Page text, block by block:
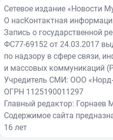
Сетевое издание «Новости
О насКонтактная
Запись о государственной
ФС77-69152 от 24.03.2017
по надзору в сфере связи,
и массовых коммуникаций
Учредитель СМИ: ООО
ОГРН 1125190011297
Главный редактор: Горнаев
Содержимое сайта
16 лет